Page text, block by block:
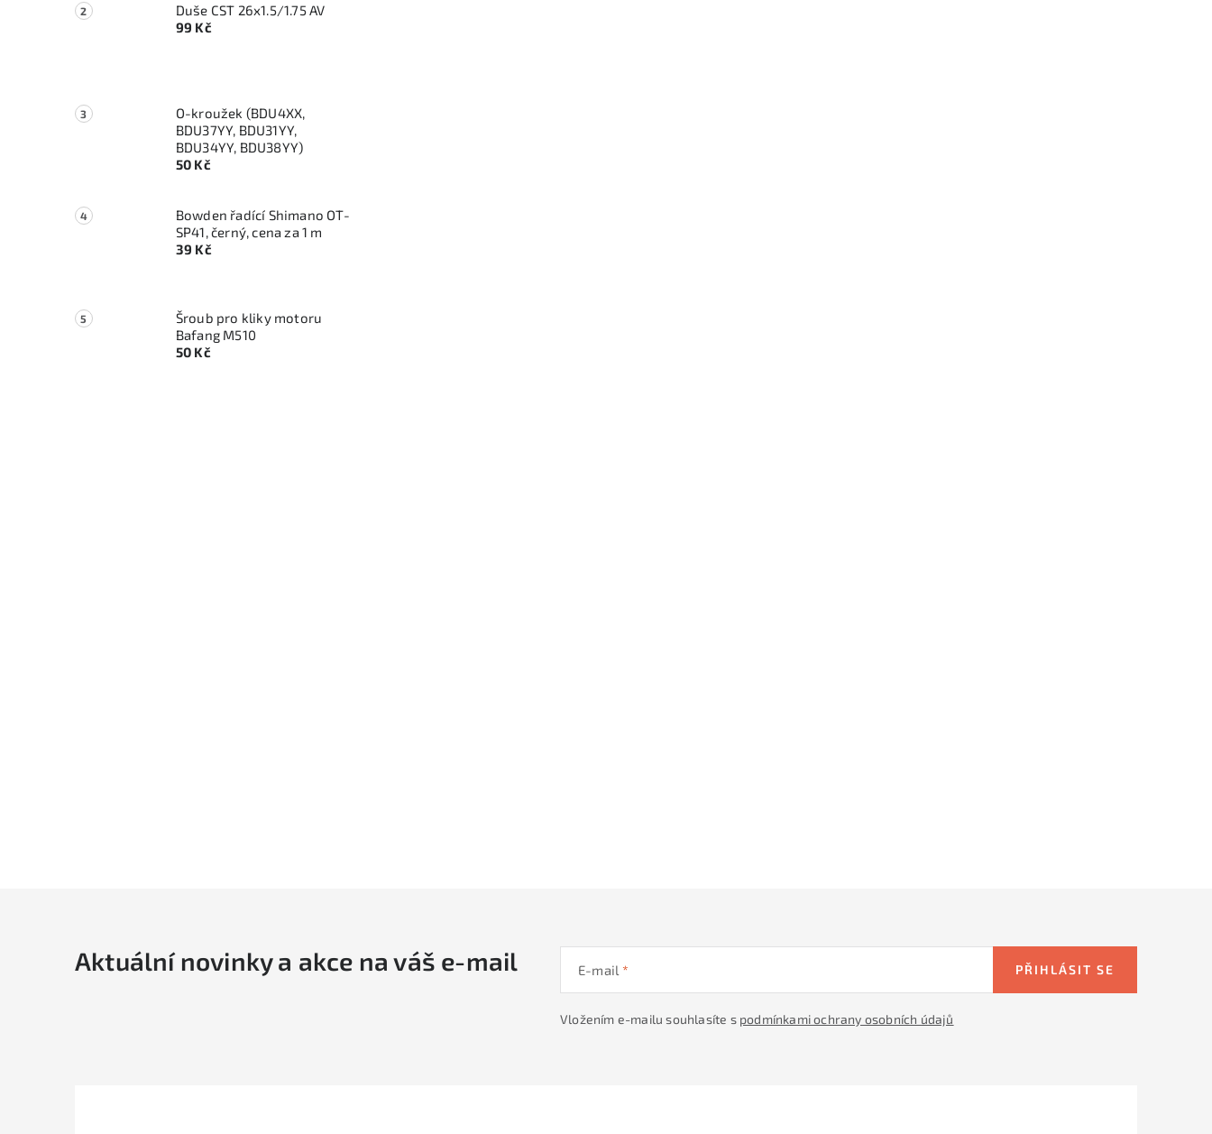
Duše CST 26x1.5/1.75 AV
99 Kč
O-kroužek (BDU4XX,
BDU37YY, BDU31YY,
BDU34YY, BDU38YY)
50 Kč
Bowden řadící Shimano OT-
SP41, černý, cena za 1 m
39 Kč
Šroub pro kliky motoru
Bafang M510
50 Kč
Aktuální novinky a akce na váš e-mail E-mail
Vložením e-mailu souhlasíte s podmínkami ochrany osobních údajů
PŘIHLÁSIT SE